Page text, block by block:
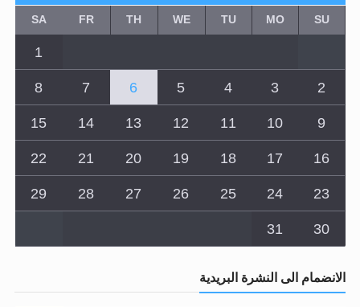
SU
MO
TU
WE
TH
FR
SA
1
2
3
4
5
6
7
8
9
10
11
12
13
14
15
16
17
18
19
20
21
22
23
24
25
26
27
28
29
30
31
الانضمام الى النشرة البريدية